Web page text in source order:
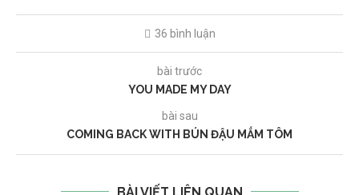
36 bình luận
bài trước
YOU MADE MY DAY
bài sau
COMING BACK WITH BÚN ĐẬU MẮM TÔM
BÀI VIẾT LIÊN QUAN